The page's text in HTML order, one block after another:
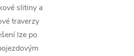
slitiny a
traverzy
lze po